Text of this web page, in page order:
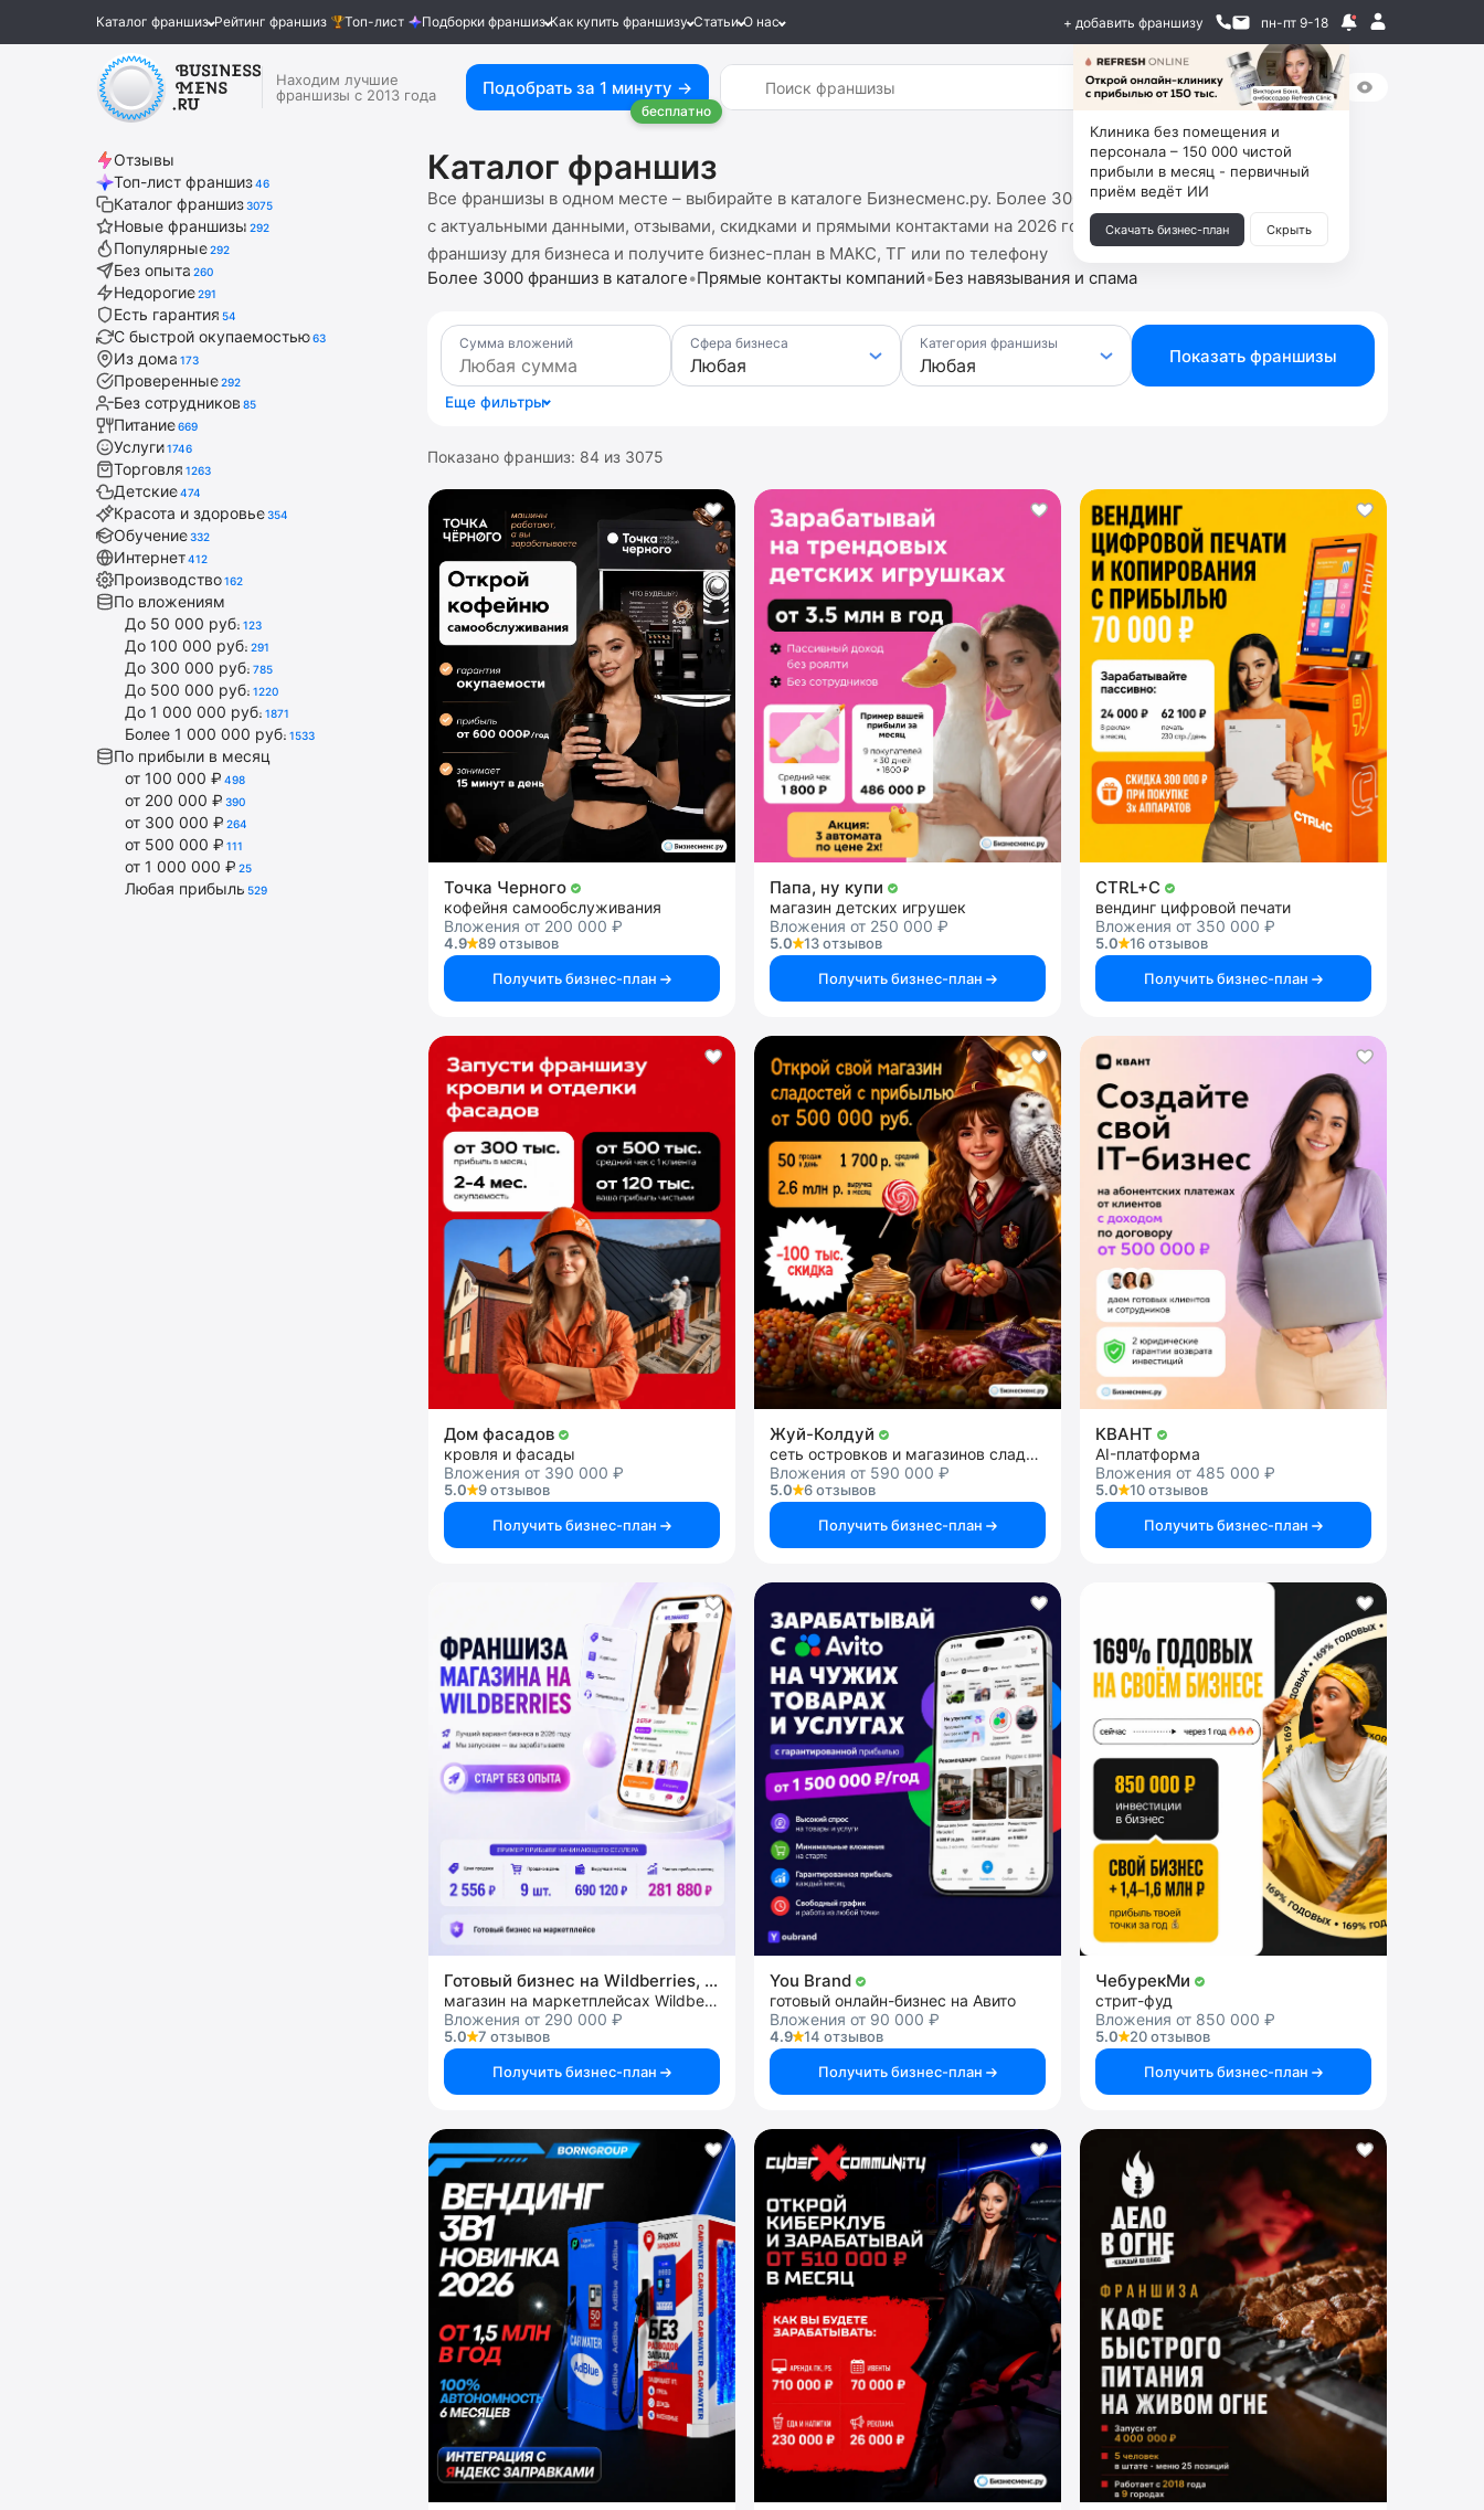
Каталог франшиз Рейтинг франшиз Топ-лист Подборки франшиз Как купить франшизу Статьи О нас + добавить франшизу пн-пт 9-18
Находим лучшие
франшизы с 2013 года
Подобрать за 1 минуту →
бесплатно
Отзывы
Топ-лист франшиз46
Каталог франшиз3075
Новые франшизы 292
Популярные292
Без опыта 260
Недорогие291
Есть гарантия 54
С быстрой окупаемостью63
Из дома 173
Проверенные292
Без сотрудников 85
Питание669
Услуги1746
Торговля 1263
Детские474
Красота и здоровье354
Обучение332
Интернет412
Производство162
По вложениям
До 50 000 руб. 123
До 100 000 руб. 291
До 300 000 руб. 785
До 500 000 руб. 1220
До 1 000 000 руб. 1871
Более 1 000 000 руб. 1533
По прибыли в месяц
от 100 000 ₽ 498
от 200 000 ₽ 390
от 300 000 ₽ 264
от 500 000 ₽ 111
от 1 000 000 ₽ 25
Любая прибыль 529
Каталог франшиз
Все франшизы в одном месте – выбирайте в каталоге Бизнесменс.ру. Более 3000 проверенных франшиз
с актуальными данными, отзывами, скидками и прямыми контактами на 2026 год. Отправьте заявку, выберите
франшизу для бизнеса и получите бизнес-план в МАКС, ТГ или по телефону
Более 3000 франшиз в каталоге•Прямые контакты компаний•Без навязывания и спама
Сумма вложений Сфера бизнеса Категория франшизы
Показать франшизы
Еще фильтры
Показано франшиз: 84 из 3075
Точка Черного
кофейня самообслуживания
Вложения от 200 000 ₽
4.9
89 отзывов
Получить бизнес-план
Папа, ну купи
магазин детских игрушек
Вложения от 250 000 ₽
5.0
13 отзывов
Получить бизнес-план
CTRL+C
вендинг цифровой печати
Вложения от 350 000 ₽
5.0
16 отзывов
Получить бизнес-план
Дом фасадов
кровля и фасады
Вложения от 390 000 ₽
5.0
9 отзывов
Получить бизнес-план
Жуй-Колдуй
сеть островков и магазинов сладостей
Вложения от 590 000 ₽
5.0
6 отзывов
Получить бизнес-план
КВАНТ
AI-платформа
Вложения от 485 000 ₽
5.0
10 отзывов
Получить бизнес-план
Готовый бизнес на Wildberries, Ozon
магазин на маркетплейсах Wildberries, Ozon
Вложения от 290 000 ₽
5.0
7 отзывов
Получить бизнес-план
You Brand
готовый онлайн-бизнес на Авито
Вложения от 90 000 ₽
4.9
14 отзывов
Получить бизнес-план
ЧебурекМи
стрит-фуд
Вложения от 850 000 ₽
5.0
20 отзывов
Получить бизнес-план
Клиника без помещения и
персонала – 150 000 чистой
прибыли в месяц - первичный
приём ведёт ИИ
Скачать бизнес-план Скрыть